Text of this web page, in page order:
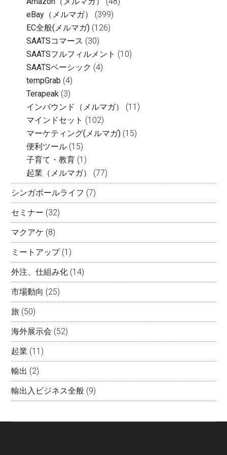
eBay（メルマガ）
(399)
EC全般(メルマガ) (126)
SAATSコマース (30)
SAATSフルフィルメント (10)
SAATSベーシック (4)
tempGrab (4)
Terapeak (3)
インバウンド（メルマガ）
(11)
マインドセット (102)
マーケティング(メルマガ) (15)
便利ツール (15)
子育て・教育 (1)
起業（メルマガ）
(77)
シンガポールライフ (7)
セミナー (32)
マクアケ (8)
ミートアップ(1)
外注、仕組み化 (14)
市場動向 (25)
旅 (50)
海外展示会 (52)
起業 (11)
輸出 (2)
輸出入ビジネス全般 (9)